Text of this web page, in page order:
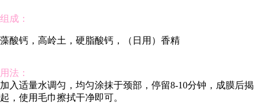
组成：
藻酸钙，高岭土，硬脂酸钙，（日用）香精
用法：
加入适量水调匀，均匀涂抹于颈部，停留8-10分钟，成膜后揭
起，使用毛巾擦拭干净即可。